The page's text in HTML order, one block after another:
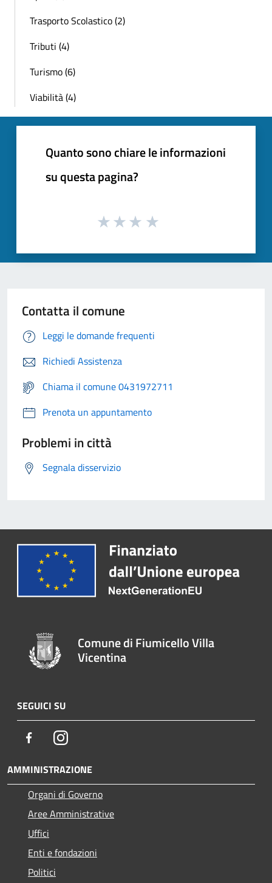
Trasporto Scolastico (2)
Tributi (4)
Turismo (6)
Viabilità (4)
Quanto sono chiare le informazioni
su questa pagina?
Contatta il comune
Leggi le domande frequenti
Richiedi Assistenza
Chiama il comune 0431972711
Prenota un appuntamento
Problemi in città
Segnala disservizio
Comune di Fiumicello Villa
Vicentina
SEGUICI SU
FacebookInstagram
AMMINISTRAZIONE
Organi di Governo
Aree Amministrative
Uffici
Enti e fondazioni
Politici